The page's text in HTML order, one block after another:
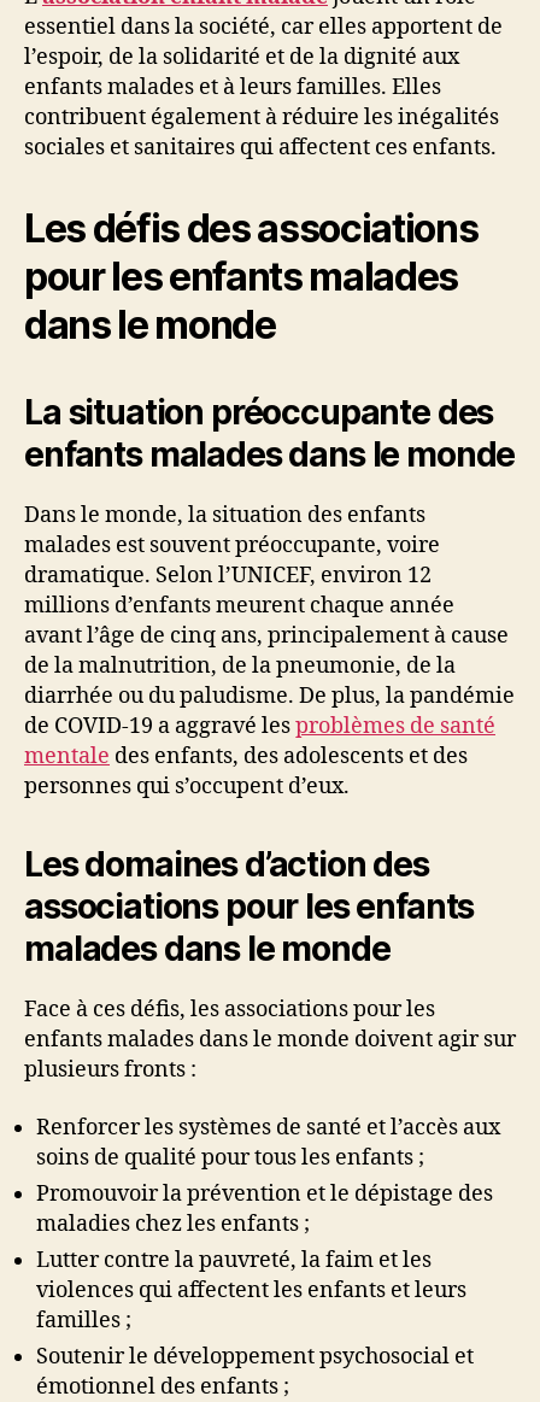
essentiel dans la société, car elles apportent de
l’espoir, de la solidarité et de la dignité aux
enfants malades et à leurs familles. Elles
contribuent également à réduire les inégalités
sociales et sanitaires qui affectent ces enfants.
Les défis des associations
pour les enfants malades
dans le monde
La situation préoccupante des
enfants malades dans le monde
Dans le monde, la situation des enfants
malades est souvent préoccupante, voire
dramatique. Selon l’UNICEF, environ 12
millions d’enfants meurent chaque année
avant l’âge de cinq ans, principalement à cause
de la malnutrition, de la pneumonie, de la
diarrhée ou du paludisme. De plus, la pandémie
de COVID-19 a aggravé lesproblèmes de santé
mentale des enfants, des adolescents et des
personnes qui s’occupent d’eux.
Les domaines d’action des
associations pour les enfants
malades dans le monde
Face à ces défis, les associations pour les
enfants malades dans le monde doivent agir sur
plusieurs fronts :
Renforcer les systèmes de santé et l’accès aux
soins de qualité pour tous les enfants ;
Promouvoir la prévention et le dépistage des
maladies chez les enfants ;
Lutter contre la pauvreté, la faim et les
violences qui affectent les enfants et leurs
familles ;
Soutenir le développement psychosocial et
émotionnel des enfants ;